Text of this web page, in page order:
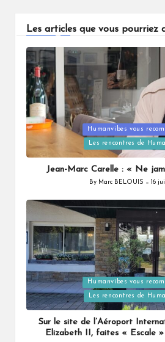
Les articles que vous pourriez
Posted
Humanvibes vous
Les rencontres de
Jean-Marc Carelle : « Ne
Posted
By Marc BELOUIS 16
Posted
in
Humanvibes vous
Les rencontres de
Sur le site de l’Aéroport
Elizabeth II, faites « Escale »